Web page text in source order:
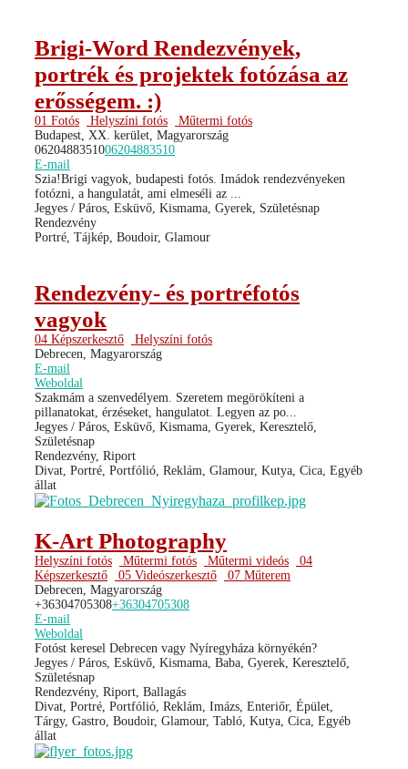
Brigi-Word Rendezvények,
portrék és projektek fotózása az
erősségem. :)
01 Fotós Helyszíni fotós
Műtermi fotós
Budapest, XX. kerület, Magyarország
0620488351006204883510
E-mail
Szia!Brigi vagyok, budapesti fotós. Imádok rendezvényeken
fotózni, a hangulatát, ami elmeséli az ...
Jegyes / Páros, Esküvő, Kismama, Gyerek, Születésnap
Rendezvény
Portré, Tájkép, Boudoir, Glamour
Rendezvény- és portréfotós
vagyok
04 Képszerkesztő
Helyszíni fotós
Debrecen, Magyarország
E-mail
Weboldal
Szakmám a szenvedélyem. Szeretem megörökíteni a
pillanatokat, érzéseket, hangulatot. Legyen az po...
Jegyes / Páros, Esküvő, Kismama, Gyerek, Keresztelő,
Születésnap
Rendezvény, Riport
Divat, Portré, Portfólió, Reklám, Glamour, Kutya, Cica, Egyéb
állat
K-Art Photography
Helyszíni fotós Műtermi fotós Műtermi videós
04
Képszerkesztő
05 Videószerkesztő
07 Műterem
Debrecen, Magyarország
+36304705308+36304705308
E-mail
Weboldal
Fotóst keresel Debrecen vagy Nyíregyháza környékén?
Jegyes / Páros, Esküvő, Kismama, Baba, Gyerek, Keresztelő,
Születésnap
Rendezvény, Riport, Ballagás
Divat, Portré, Portfólió, Reklám, Imázs, Enteriőr, Épület,
Tárgy, Gastro, Boudoir, Glamour, Tabló, Kutya, Cica, Egyéb
állat